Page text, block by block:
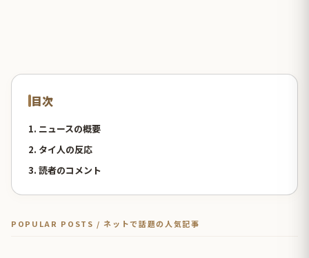
目次
1. ニュースの概要
2. タイ人の反応
3. 読者のコメント
POPULAR POSTS / ネットで話題の人気記事